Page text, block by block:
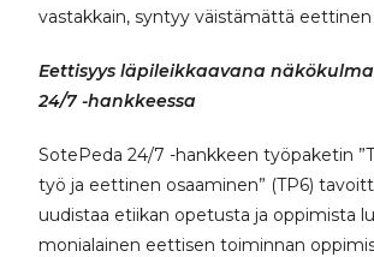
vastakkain, syntyy väistämättä
Eettisyys läpileikkaavana
24/7 -hankkeessa
SotePeda 24/7 -hankkeen työpaketin
työ ja eettinen osaaminen” (TP6)
uudistaa etiikan opetusta ja oppimista
monialainen eettisen toiminnan